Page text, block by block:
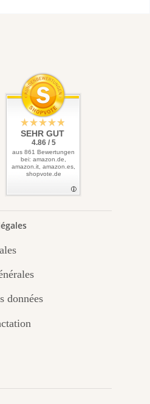
SEHR GUT
4.86 / 5
aus 861 Bewertungen
bei: amazon.de,
amazon.it, amazon.es,
shopvote.de
données